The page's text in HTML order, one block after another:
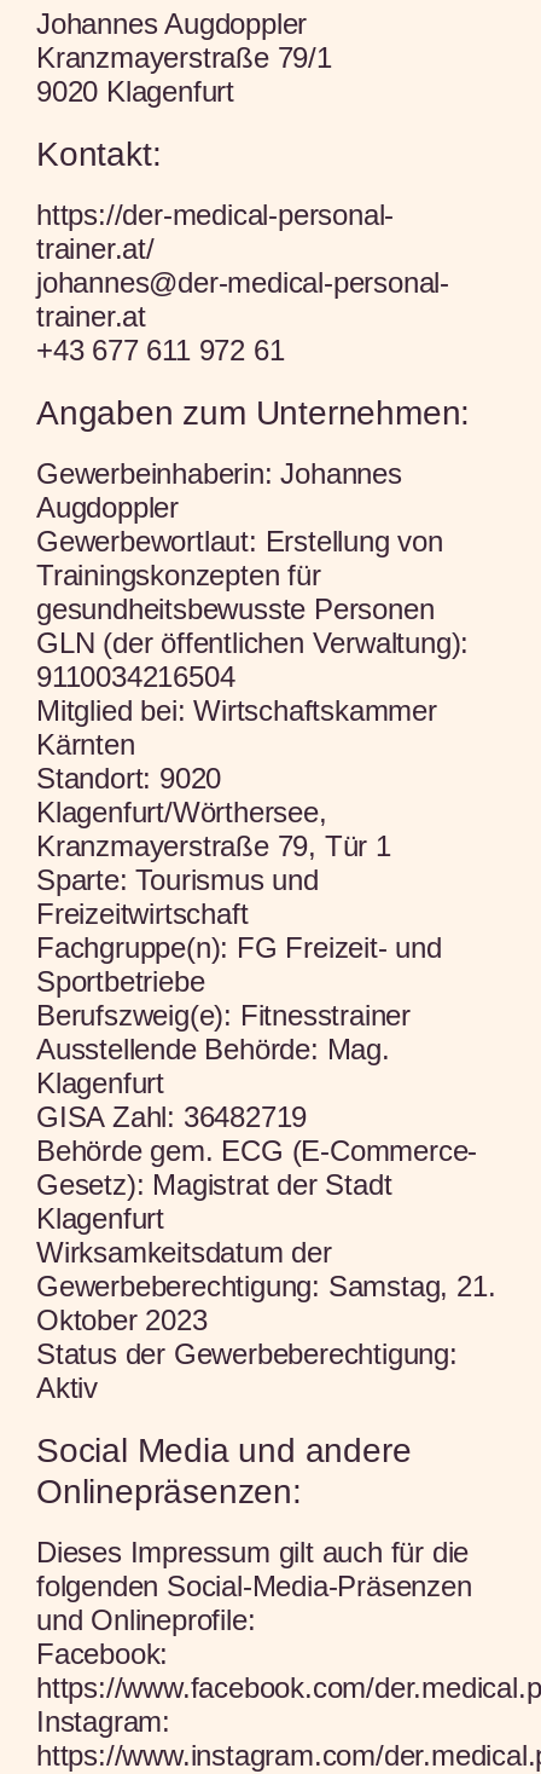
Johannes Augdoppler
Kranzmayerstraße 79/1
9020 Klagenfurt
Kontakt:
https://der-medical-personal-
trainer.at/
johannes@der-medical-personal-
trainer.at
+43 677 611 972 61
Angaben zum Unternehmen:
Gewerbeinhaberin: Johannes
Augdoppler
Gewerbewortlaut: Erstellung von
Trainingskonzepten für
gesundheitsbewusste Personen
GLN (der öffentlichen Verwaltung):
9110034216504
Mitglied bei:Wirtschaftskammer
Kärnten
Standort: 9020
Klagenfurt/Wörthersee,
Kranzmayerstraße 79, Tür 1
Sparte:Tourismus und
Freizeitwirtschaft
Fachgruppe(n): FG Freizeit- und
Sportbetriebe
Berufszweig(e): Fitnesstrainer
Ausstellende Behörde: Mag.
Klagenfurt
GISA Zahl: 36482719
Behörde gem. ECG (E-Commerce-
Gesetz): Magistrat der Stadt
Klagenfurt
Wirksamkeitsdatum der
Gewerbeberechtigung: Samstag, 21.
Oktober 2023
Status der Gewerbeberechtigung:
Aktiv
Social Media und andere
Onlinepräsenzen:
Dieses Impressum gilt auch für die
folgenden Social-Media-Präsenzen
und Onlineprofile:
Facebook:
https://www.facebook.com/
Instagram:
https://www.instagram.com/